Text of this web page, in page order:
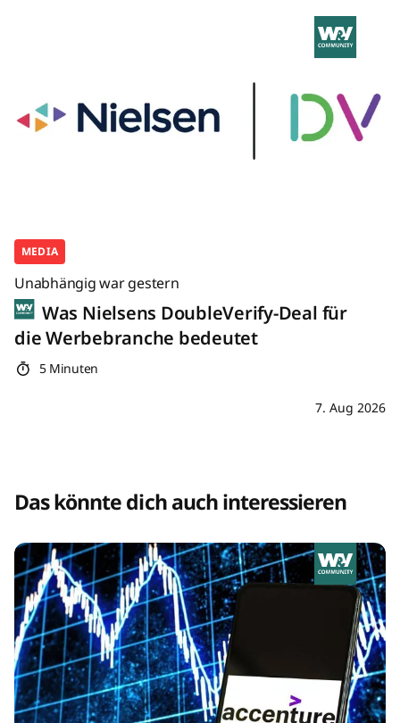
MEDIA
Unabhängig war gestern
Was Nielsens DoubleVerify-Deal für
die Werbebranche bedeutet
5 Minuten
7. Aug 2026
Das könnte dich auch interessieren